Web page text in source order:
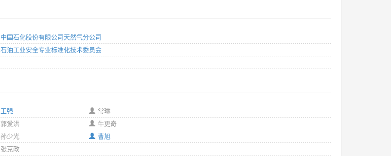
中国石化股份有限公司天然气分公司
石油工业安全专业标准化技术委员会
王强
常琳
郭爱洪
牛更奇
孙少光
曹旭
张克政